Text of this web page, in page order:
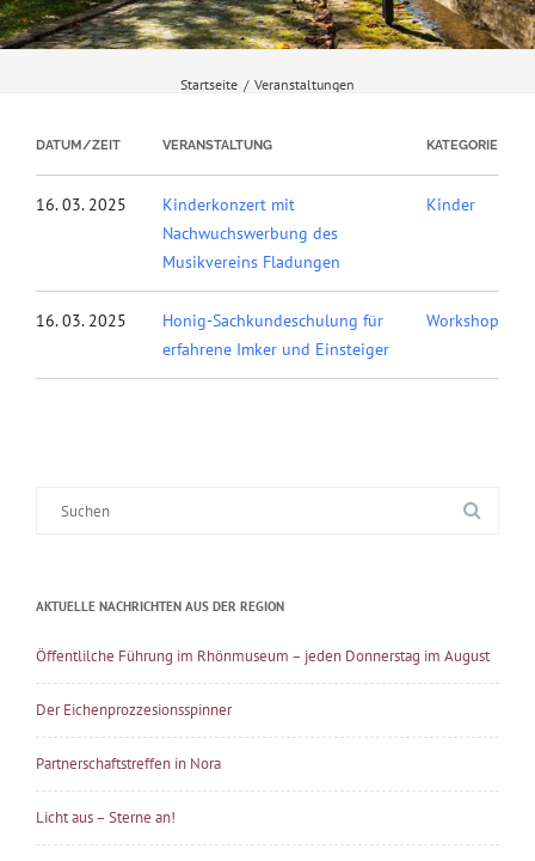
Startseite / Veranstaltungen
DATUM/ZEIT VERANSTALTUNG KATEGORIE
16. 03. 2025
Kinderkonzert mit
Nachwuchswerbung des
Musikvereins Fladungen
Kinder
16. 03. 2025
Honig-Sachkundeschulung für
erfahrene Imker und Einsteiger
Workshop
AKTUELLE NACHRICHTEN AUS DER REGION
Öffentlilche Führung im Rhönmuseum – jeden Donnerstag im August
Der Eichenprozzesionsspinner
Partnerschaftstreffen in Nora
Licht aus – Sterne an!